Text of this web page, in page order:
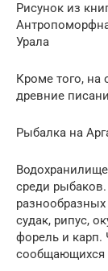
Рисунок из
Урала
Кроме того,
древние
Рыбалка на
среди
судак, рипус,
форель и карп.
сообщающихся